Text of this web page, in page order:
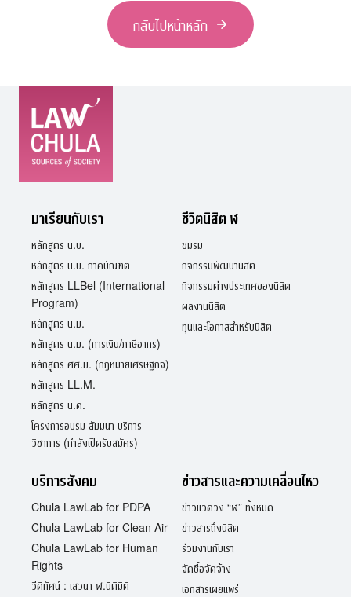
กลับไปหน้าหลัก
มาเรียนกับเรา
หลักสูตร น.บ.
หลักสูตร น.บ. ภาคบัณฑิต
หลักสูตร LLBel (International
Program)
หลักสูตร น.ม.
หลักสูตร น.ม. (การเงิน/ภาษีอากร)
หลักสูตร ศศ.ม. (กฎหมายเศรษฐกิจ)
หลักสูตร LL.M.
หลักสูตร น.ด.
โครงการอบรม สัมมนา บริการ
วิชาการ (กำลังเปิดรับสมัคร)
ชีวิตนิสิต ฬ
ชมรม
กิจกรรมพัฒนานิสิต
กิจกรรมต่างประเทศของนิสิต
ผลงานนิสิต
ทุนและโอกาสสำหรับนิสิต
บริการสังคม
Chula LawLab for PDPA
Chula LawLab for Clean Air
Chula LawLab for Human
Rights
วีดิทัศน์ : เสวนา ฬ.นิติมิติ
ข่าวสารและความเคลื่อนไหว
ข่าวแวดวง “ฬ” ทั้งหมด
ข่าวสารถึงนิสิต
ร่วมงานกับเรา
จัดซื้อจัดจ้าง
เอกสารเผยแพร่